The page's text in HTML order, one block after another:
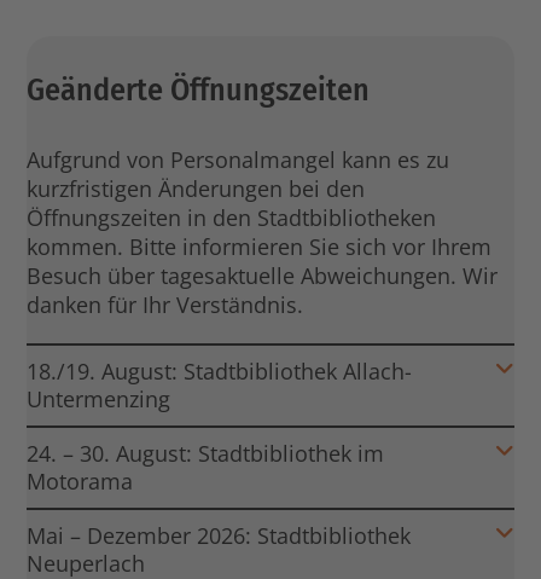
Geänderte Öffnungszeiten
Aufgrund von Personalmangel kann es zu
kurzfristigen Änderungen bei den
Öffnungszeiten in den Stadtbibliotheken
kommen. Bitte informieren Sie sich vor Ihrem
Besuch über tagesaktuelle Abweichungen. Wir
danken für Ihr Verständnis.
18./19. August: Stadtbibliothek Allach-
Untermenzing
24. – 30. August: Stadtbibliothek im
Motorama
Mai – Dezember 2026: Stadtbibliothek
Neuperlach